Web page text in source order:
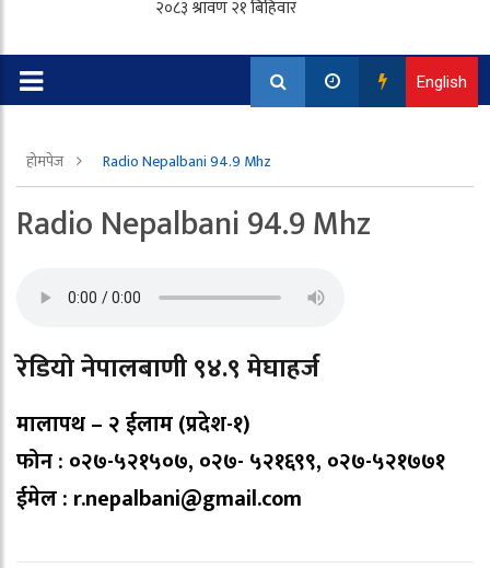
English
होमपेज Radio Nepalbani 94.9 Mhz
Radio Nepalbani 94.9 Mhz
रेडियो नेपालबाणी ९४.९ मेघाहर्ज
मालापथ – २ ईलाम (प्रदेश-१)
फोन : ०२७-५२१५०७, ०२७- ५२१६९९, ०२७-५२१७७१
ईमेल : r.nepalbani@gmail.com